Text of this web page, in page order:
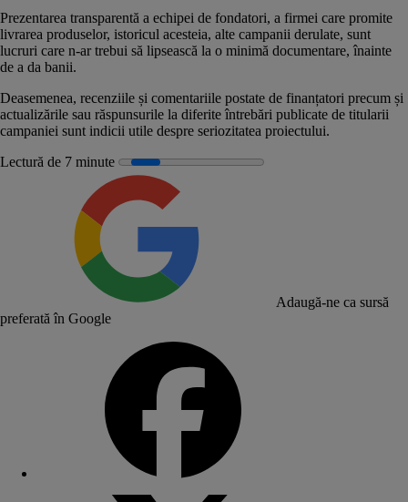
Prezentarea transparentă a echipei de fondatori, a firmei care promite
livrarea produselor, istoricul acesteia, alte campanii derulate, sunt
lucruri care n-ar trebui să lipsească la o minimă documentare, înainte
de a da banii.
Deasemenea, recenziile și comentariile postate de finanțatori precum și
actualizările sau răspunsurile la diferite întrebări publicate de titularii
campaniei sunt indicii utile despre seriozitatea proiectului.
Lectură de 7 minute
Adaugă-ne ca sursă
preferată în Google